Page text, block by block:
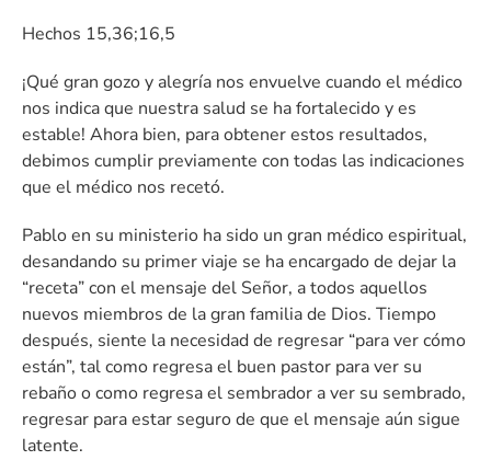
Hechos 15,36;16,5
¡Qué gran gozo y alegría nos envuelve cuando el médico
nos indica que nuestra salud se ha fortalecido y es
estable! Ahora bien, para obtener estos resultados,
debimos cumplir previamente con todas las indicaciones
que el médico nos recetó.
Pablo en su ministerio ha sido un gran médico espiritual,
desandando su primer viaje se ha encargado de dejar la
“receta” con el mensaje del Señor, a todos aquellos
nuevos miembros de la gran familia de Dios. Tiempo
después, siente la necesidad de regresar “para ver cómo
están”, tal como regresa el buen pastor para ver su
rebaño o como regresa el sembrador a ver su sembrado,
regresar para estar seguro de que el mensaje aún sigue
latente.